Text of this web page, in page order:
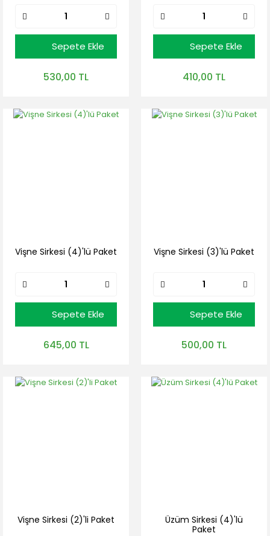
Sepete Ekle
530,00 TL
Sepete Ekle
410,00 TL
Vişne Sirkesi (4)'lü Paket
Sepete Ekle
645,00 TL
Vişne Sirkesi (3)'lü Paket
Sepete Ekle
500,00 TL
Vişne Sirkesi (2)'li Paket
Üzüm Sirkesi (4)'lü
Paket